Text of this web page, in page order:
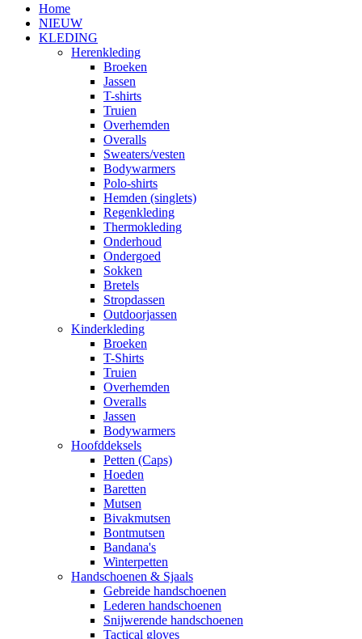
Home
NIEUW
KLEDING
Herenkleding
Broeken
Jassen
T-shirts
Truien
Overhemden
Overalls
Sweaters/vesten
Bodywarmers
Polo-shirts
Hemden (singlets)
Regenkleding
Thermokleding
Onderhoud
Ondergoed
Sokken
Bretels
Stropdassen
Outdoorjassen
Kinderkleding
Broeken
T-Shirts
Truien
Overhemden
Overalls
Jassen
Bodywarmers
Hoofddeksels
Petten (Caps)
Hoeden
Baretten
Mutsen
Bivakmutsen
Bontmutsen
Bandana's
Winterpetten
Handschoenen & Sjaals
Gebreide handschoenen
Lederen handschoenen
Snijwerende handschoenen
Tactical gloves